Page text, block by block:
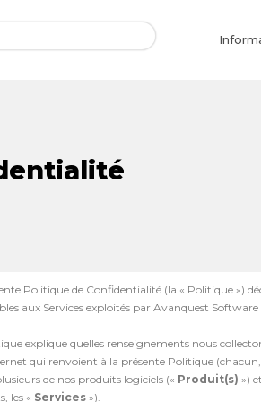
Politique de Confidentialité (la « Politique »)
aux Services exploités par Avanquest Software
explique quelles renseignements nous
qui renvoient à la présente Politique
de nos produits logiciels (« Produit(s) »)
les « Services »).